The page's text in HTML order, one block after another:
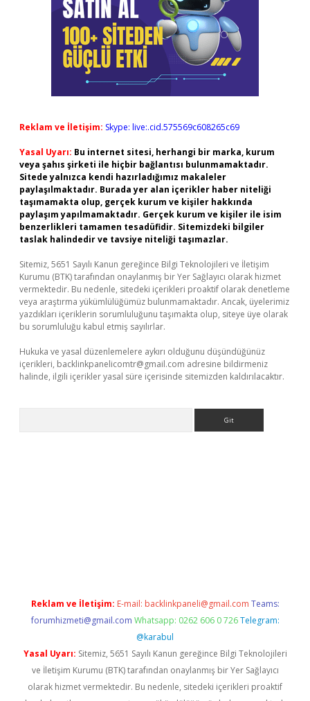
Reklam ve İletişim: Skype: live:.cid.575569c608265c69
Yasal Uyarı: Bu internet sitesi, herhangi bir marka, kurum
veya şahıs şirketi ile hiçbir bağlantısı bulunmamaktadır.
Sitede yalnızca kendi hazırladığımız makaleler
paylaşılmaktadır. Burada yer alan içerikler haber niteliği
taşımamakta olup, gerçek kurum ve kişiler hakkında
paylaşım yapılmamaktadır. Gerçek kurum ve kişiler ile isim
benzerlikleri tamamen tesadüfidir. Sitemizdeki bilgiler
taslak halindedir ve tavsiye niteliği taşımazlar.
Sitemiz, 5651 Sayılı Kanun gereğince Bilgi Teknolojileri ve İletişim
Kurumu (BTK) tarafından onaylanmış bir Yer Sağlayıcı olarak hizmet
vermektedir. Bu nedenle, sitedeki içerikleri proaktif olarak denetleme
veya araştırma yükümlülüğümüz bulunmamaktadır. Ancak, üyelerimiz
yazdıkları içeriklerin sorumluluğunu taşımakta olup, siteye üye olarak
bu sorumluluğu kabul etmiş sayılırlar.
Hukuka ve yasal düzenlemelere aykırı olduğunu düşündüğünüz
içerikleri, backlinkpanelicomtr@gmail.com adresine bildirmeniz
halinde, ilgili içerikler yasal süre içerisinde sitemizden kaldırılacaktır.
Reklam ve İletişim: E-mail: backlinkpaneli@gmail.com Teams:
forumhizmeti@gmail.com Whatsapp: 0262 606 0 726 Telegram:
@karabul
Yasal Uyarı: Sitemiz, 5651 Sayılı Kanun gereğince Bilgi Teknolojileri
ve İletişim Kurumu (BTK) tarafından onaylanmış bir Yer Sağlayıcı
olarak hizmet vermektedir. Bu nedenle, sitedeki içerikleri proaktif